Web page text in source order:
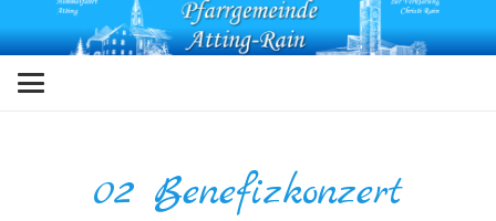
02 Benefizkonzert